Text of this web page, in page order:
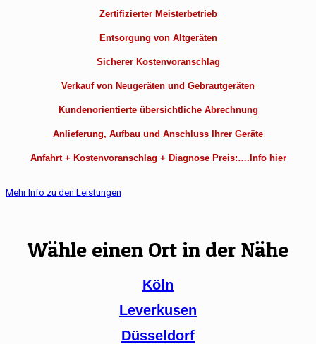
Zertifizierter Meisterbetrieb
Entsorgung von Altgeräten
Sicherer Kostenvoranschlag
Verkauf von Neugeräten und Gebrautgeräten
Kundenorientierte übersichtliche Abrechnung
Anlieferung, Aufbau und Anschluss Ihrer Geräte
Anfahrt + Kostenvoranschlag + Diagnose Preis:….Info hier
Mehr Info zu den Leistungen
Wähle einen Ort in der Nähe
Köln
Leverkusen
Düsseldorf